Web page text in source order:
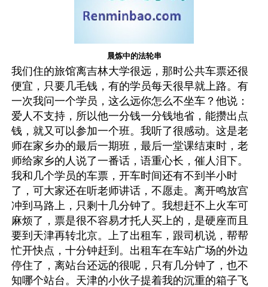
晨炼中的法轮串
我们住的旅馆离吉林大学很远，那时公共车票还很
便宜，只要几毛钱，有的学员每天很早就上路。有
一次我问一个学员，这么远你怎么不坐车？他说：
爱人不支持，所以他一分钱一分钱地省，能攒出点
钱，就又可以参加一个班。我听了很感动。这是老
师在家乡办的最后一期班，最后一堂课结束时，老
师给家乡的人说了一番话，语重心长，催人泪下。
我和几个学员的车票，开车时间还有不到半小时
了，可大家还在听老师讲话，不愿走。离开鸣放宫
冲到马路上，只剩十几分钟了。我想赶不上火车可
麻烦了，票是很不容易才托人买上的，是硬座而且
要到天津再转北京。上了出租车，跟司机说，帮帮
忙开快点，十分钟赶到。出租车在车站广场的外边
停住了，离站台还远的很呢，只有几分钟了，也不
知哪个站台。天津的小伙子提着我的沉重的箱子飞